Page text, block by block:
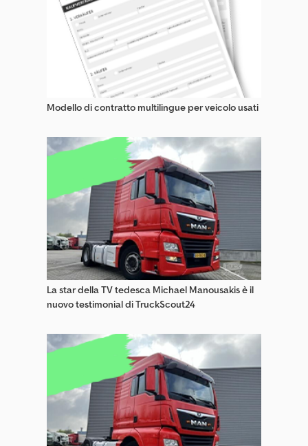
Trattori Industriali / Trattori Da Magazzino
Trattori Stradali Trasporto Voluminoso
Veicolo Da Manovra
Modello di contratto multilingue per veicolo usati
La star della TV tedesca Michael Manousakis è il
nuovo testimonial di TruckScout24